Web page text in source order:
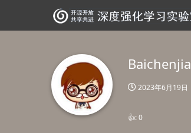
Baichenjia
2023年6月19日
👍:0